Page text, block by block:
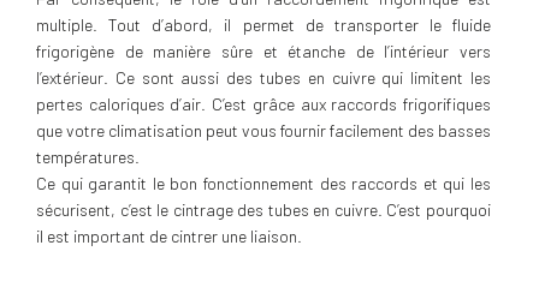
multiple. Tout d’abord, il permet de transporter le fluide
frigorigène de manière sûre et étanche de l’intérieur vers
l’extérieur. Ce sont aussi des tubes en cuivre qui limitent les
pertes caloriques d’air. C’est grâce aux raccords frigorifiques
que votre climatisation peut vous fournir facilement des basses
températures.
Ce qui garantit le bon fonctionnement des raccords et qui les
sécurisent, c’est le cintrage des tubes en cuivre. C’est pourquoi
il est important de cintrer une liaison.